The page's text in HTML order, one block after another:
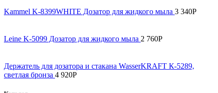
Kammel K-8399WHITE Дозатор для жидкого мыла 3 340Р
Leine K-5099 Дозатор для жидкого мыла 2 760Р
Держатель для дозатора и стакана WasserKRAFT К-5289,
светлая бронза 4 920Р